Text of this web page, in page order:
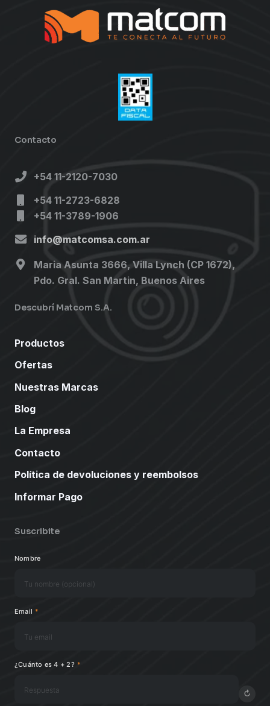
Contacto
+54 11-2120-7030
+54 11-2723-6828
+54 11-3789-1906
info@matcomsa.com.ar
Maria Asunta 3666, Villa Lynch (CP 1672),
Pdo. Gral. San Martin, Buenos Aires
Descubrí Matcom S.A.
Productos
Ofertas
Nuestras Marcas
Blog
La Empresa
Contacto
Política de devoluciones y reembolsos
Informar Pago
Suscribite
Nombre
Email *
¿Cuánto es 4 + 2? *
↻